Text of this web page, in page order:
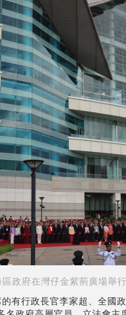
區政府在灣仔金紫荊廣場舉行
有行政長官李家超、全國